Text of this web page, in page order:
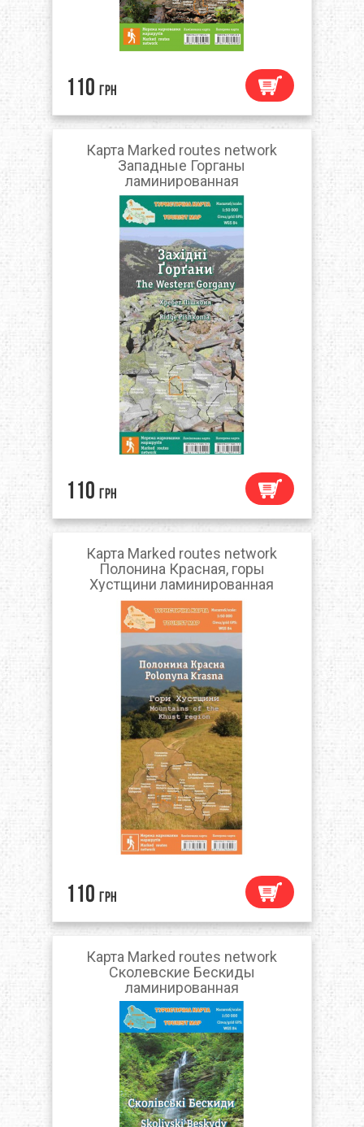
110 грн
Карта Marked routes network
Западные Горганы
ламинированная
110 грн
Карта Marked routes network
Полонина Красная, горы
Хустщини ламинированная
110 грн
Карта Marked routes network
Сколевские Бескиды
ламинированная